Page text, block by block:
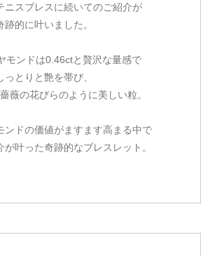
ニスブレスに続いてのご紹介が
跡的に叶いました。
モンドは0.46ctと贅沢な量感で
っとりと艶を帯び、
薇の花びらのように美しい粒。
ンドの価値がますます高まる中で
が叶った奇跡的なブレスレット。